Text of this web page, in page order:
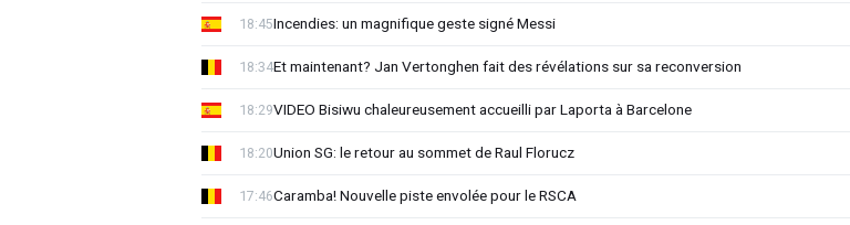
Incendies: un magnifique geste signé Messi
18:45
Et maintenant? Jan Vertonghen fait des révélations sur sa reconversion
18:34
VIDEO Bisiwu chaleureusement accueilli par Laporta à Barcelone
18:29
Union SG: le retour au sommet de Raul Florucz
18:20
Caramba! Nouvelle piste envolée pour le RSCA
17:46